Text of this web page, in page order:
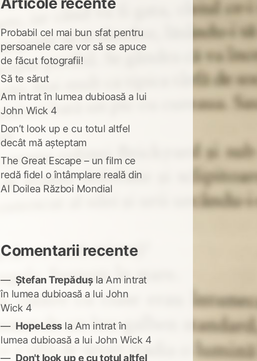
Probabil cel mai bun sfat pentru
persoanele care vor să se apuce
de făcut fotografii!
Să te sărut
Am intrat în lumea dubioasă a lui
John Wick 4
Don’t look up e cu totul altfel
decât mă așteptam
The Great Escape – un film ce
redă fidel o întâmplare reală din
Al Doilea Război Mondial
Comentarii recente
Ștefan Trepădușla Am intrat
în lumea dubioasă a lui John
Wick 4
HopeLessla Am intrat în
lumea dubioasă a lui John Wick 4
Don't look up e cu totul altfel